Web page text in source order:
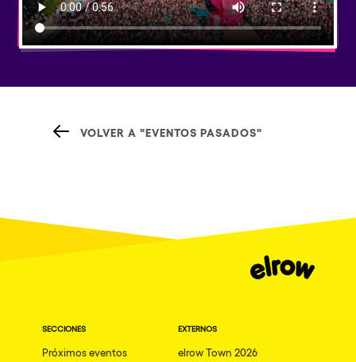
VOLVER A "EVENTOS PASADOS"
SECCIONES
Próximos eventos
EXTERNOS
elrow Town 2026